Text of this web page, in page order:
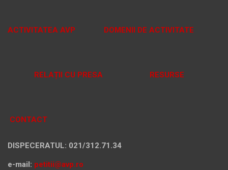
ACTIVITATEA AVP DOMENII DE ACTIVITATE
RELAȚII CU PRESA RESURSE
CONTACT
DISPECERATUL: 021/312.71.34
e-mail: petitii@avp.ro